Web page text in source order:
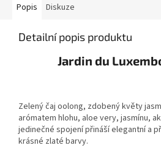
Popis Diskuze
Detailní popis produktu
Jardin du
Zelený čaj oolong, zdobený květy
arómatem hlohu, aloe very, jasmínu,
jedinečné spojení přináší elegantní a
krásné zlaté barvy.